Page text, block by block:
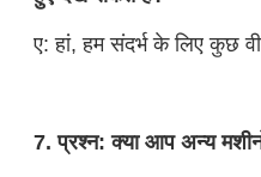
ए: हां, हम संदर्भ के लिए कुछ
7. प्रश्न: क्या आप अन्य